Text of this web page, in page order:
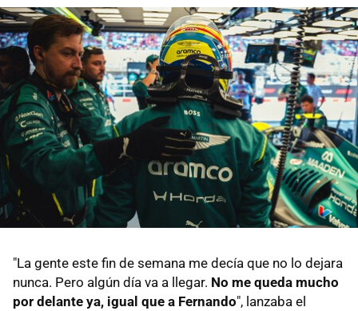
"La gente este fin de semana me decía que no lo dejara
nunca. Pero algún día va a llegar. No me queda mucho
por delante ya, igual que a Fernando", lanzaba el